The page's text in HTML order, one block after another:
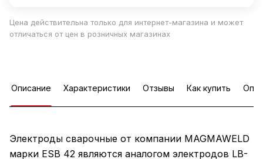
Цена действительна только для интернет-магазина и может
отличаться от цен в розничных магазинах
Описание Характеристики Отзывы Как купить
Электроды сварочные от компании MAGMAWELD
марки ESB 42 являются аналогом электродов LB-